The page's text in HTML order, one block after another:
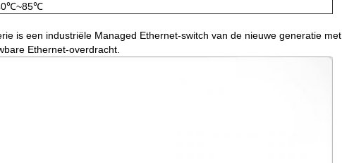
is een industriële Managed Ethernet-switch van de nieuwe generatie
Ethernet-overdracht.